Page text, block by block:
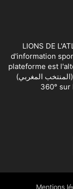
LIONS DE
d'information
plateforme est
(المنتخب المغربي) et de la Botola Pro avec un regard de
Mentions